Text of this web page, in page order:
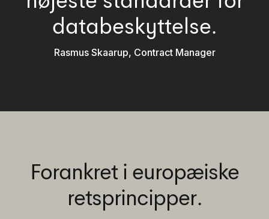
databeskyttelse.
Rasmus Skaarup, Contract Manager
Forankret i europæiske
retsprincipper.